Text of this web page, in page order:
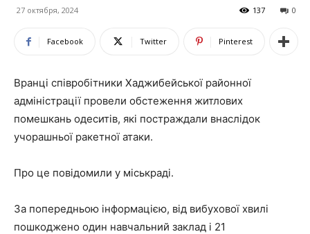
27 октября, 2024 0
137
Facebook Twitter Pinterest
Вранці співробітники Хаджибейської районної
адміністрації провели обстеження житлових
помешкань одеситів, які постраждали внаслідок
учорашньої ракетної атаки.
Про це повідомили у міськраді.
За попередньою інформацією, від вибухової хвилі
пошкоджено один навчальний заклад і 21